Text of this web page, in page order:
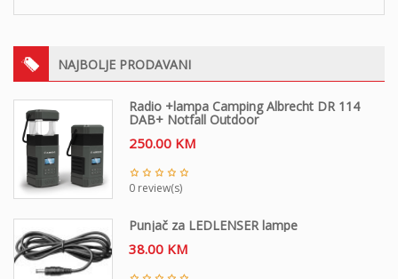
NAJBOLJE PRODAVANI
Radio +lampa Camping Albrecht DR 114
DAB+ Notfall Outdoor
250.00 KM
0 review(s)
Punjač za LEDLENSER lampe
38.00 KM